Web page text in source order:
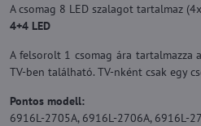
A csomag 8 LED szalagot tartalmaz
4+4 LED
A felsorolt 1 csomag ára tartalmazza
TV-ben található. TV-nként csak egy
Pontos modell:
6916L-2705A, 6916L-2706A, 6916L-